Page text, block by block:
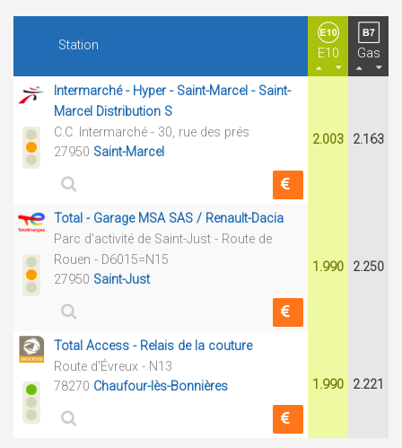
Station
E10 Gas
Intermarché - Hyper - Saint-Marcel - Saint-
Marcel Distribution S
C.C. Intermarché - 30, rue des prés
27950 Saint-Marcel
2.003 2.163
Total - Garage MSA SAS / Renault-Dacia
Parc d'activité de Saint-Just - Route de
Rouen - D6015=N15
27950 Saint-Just
1.990 2.250
Total Access - Relais de la couture
Route d'Évreux - N13
78270 Chaufour-lès-Bonnières 1.990 2.221